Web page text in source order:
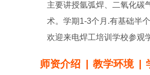
主要讲授氩弧焊、二氧化碳
术。学期1-3个月.有基础半个
欢迎来电焊工培训学校参观
师资介绍 教学环境